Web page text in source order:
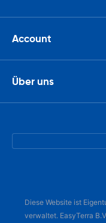
Account
Über uns
Diese Website ist
verwaltet. EasyTerra